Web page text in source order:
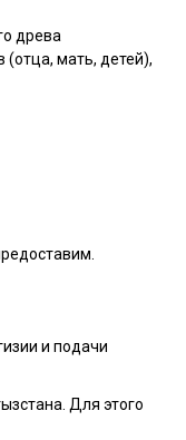
древа
мать, детей),
и подачи
Для этого